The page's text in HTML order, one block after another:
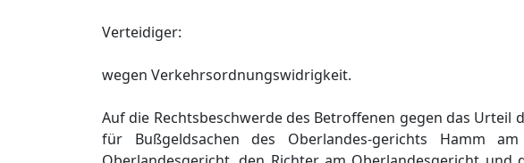
Verteidiger:
wegen Verkehrsordnungswidrigkeit.
Auf die Rechtsbeschwerde des Betroffenen gegen das Urteil
für Bußgeldsachen des Oberlandes-gerichts Hamm